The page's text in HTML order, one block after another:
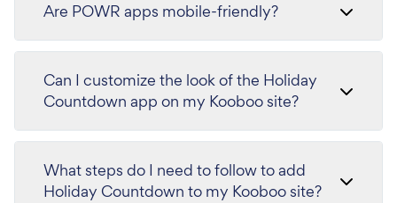
Are POWR apps mobile-friendly?
Can I customize the look of the Holiday
Countdown app on my Kooboo site?
What steps do I need to follow to add
Holiday Countdown to my Kooboo site?